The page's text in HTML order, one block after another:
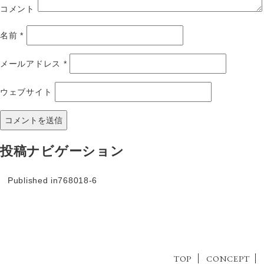
コメント
名前*
メールアドレス *
ウェブサイト
投稿ナビゲーション
Published in768018-6
TOP CONCEPT